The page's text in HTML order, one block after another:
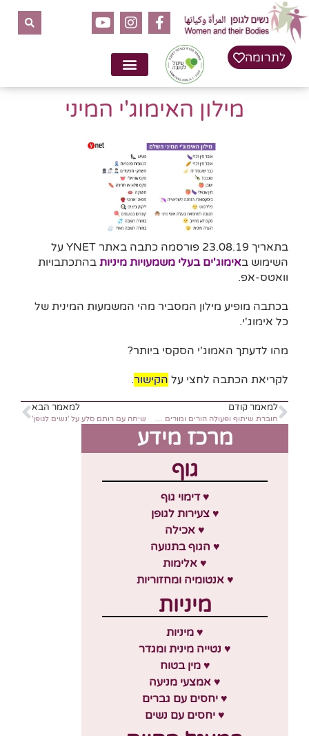
לתוכן
לתרומה
מילון האימוג'י המיני
בתאריך 23.08.19 פורסמה כתבה באתר YNET על
השימוש באימוג'ים בעלי משמעויות מיניות בהתכתבויות
וואטס-אפ.
בכתבה מופיע מילון המסביר מהי המשמעות המינית של
כל אימוג'י.
מהו לדעתך האמוג'י הסקסי ביותר?
לקריאת הכתבה לחצי על הקישור.
למאמר קודם
חוברת שיתוף ופעולה הורים ומורים מחנכים למיניות חינוך מיני בחינוך המיוחד- מדריך למשתמש
למאמר הבא
שיחה עם רותם סלע על 'נשים לגופן'
מרכז מידע
גוף
♥ דימוי גוף
♥ צעירות לגופן
♥ אכילה
♥ הגוף בתנועה
♥ אלימות
♥ אנטומיה ומחזוריות
מיניות
♥ מיניות
♥ נטייה מינית ומגדר
♥ מין בטוח
♥ אמצעי מניעה
♥ יחסים עם גברים
♥ יחסים עם נשים